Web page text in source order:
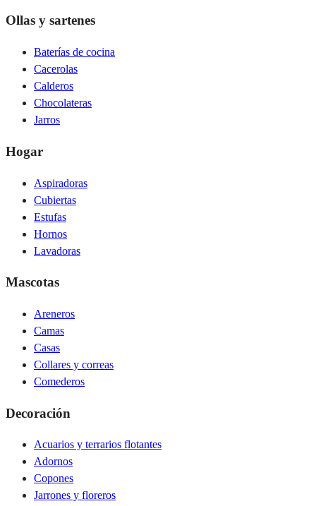
Ollas y sartenes
Baterías de cocina
Cacerolas
Calderos
Chocolateras
Jarros
Hogar
Aspiradoras
Cubiertas
Estufas
Hornos
Lavadoras
Mascotas
Areneros
Camas
Casas
Collares y correas
Comederos
Decoración
Acuarios y terrarios flotantes
Adornos
Copones
Jarrones y floreros